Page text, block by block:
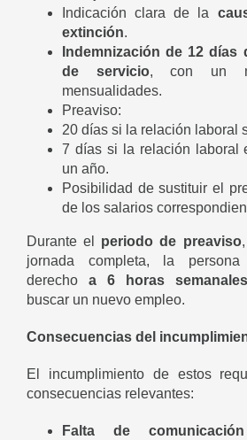
Indicación clara de la
extinción.
Indemnización de 12
de servicio, con un
mensualidades.
Preaviso:
20 días si la relación laboral
7 días si la relación laboral
un año.
Posibilidad de sustituir el
de los salarios
Durante el periodo de preaviso
jornada completa, la persona
derecho a 6 horas
buscar un nuevo empleo.
Consecuencias del
El incumplimiento de estos
consecuencias relevantes:
Falta de